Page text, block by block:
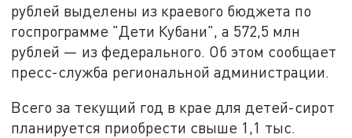
рублей выделены из краевого бюджета по
госпрограмме "Дети Кубани", а 572,5 млн
рублей — из федерального. Об этом сообщает
пресс-служба региональной администрации.
Всего за текущий год в крае для детей-сирот
планируется приобрести свыше 1,1 тыс.